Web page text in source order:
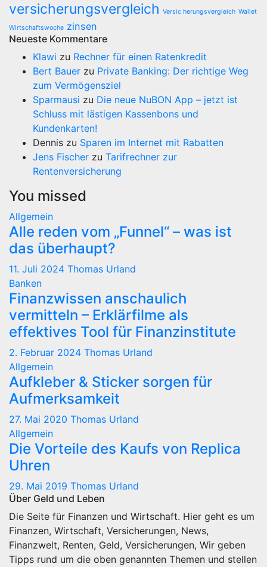
versicherungsvergleich Versic herungsvergleich Wallet
Wirtschaftswoche zinsen
Neueste Kommentare
Klawi zu Rechner für einen Ratenkredit
Bert Bauer zu Private Banking: Der richtige Weg
zum Vermögensziel
Sparmausi zu Die neue NuBON App – jetzt ist
Schluss mit lästigen Kassenbons und
Kundenkarten!
Dennis zu Sparen im Internet mit Rabatten
Jens Fischer zu Tarifrechner zur
Rentenversicherung
You missed
Allgemein
Alle reden vom „Funnel“ – was ist
das überhaupt?
11. Juli 2024 Thomas Urland
Banken
Finanzwissen anschaulich
vermitteln – Erklärfilme als
effektives Tool für Finanzinstitute
2. Februar 2024 Thomas Urland
Allgemein
Aufkleber & Sticker sorgen für
Aufmerksamkeit
27. Mai 2020 Thomas Urland
Allgemein
Die Vorteile des Kaufs von Replica
Uhren
29. Mai 2019 Thomas Urland
Über Geld und Leben
Die Seite für Finanzen und Wirtschaft. Hier geht es um
Finanzen, Wirtschaft, Versicherungen, News,
Finanzwelt, Renten, Geld, Versicherungen, Wir geben
Tipps rund um die oben genannten Themen und stellen